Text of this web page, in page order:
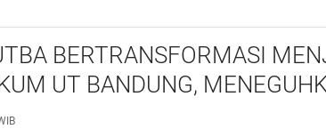
BERTRANSFORMASI
UT BANDUNG,
ORGANISASI MAHASISWA